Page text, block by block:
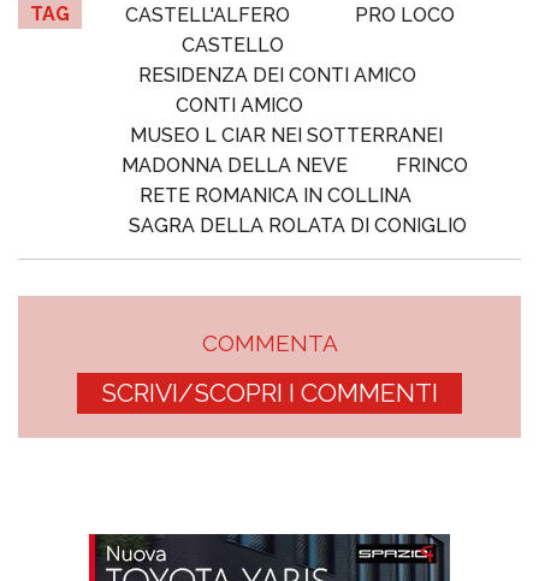
TAG CASTELL'ALFERO
PRO LOCO
CASTELLO
RESIDENZA DEI CONTI AMICO
CONTI AMICO
MUSEO L CIAR NEI SOTTERRANEI
MADONNA DELLA NEVE
FRINCO
RETE ROMANICA IN COLLINA
SAGRA DELLA ROLATA DI CONIGLIO
COMMENTA
SCRIVI/SCOPRI I COMMENTI